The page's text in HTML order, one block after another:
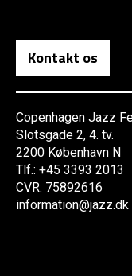
Kontakt os
Copenhagen Jazz
Slotsgade 2, 4. tv.
2200 København N
Tlf.: +45 3393 2013
CVR: 75892616
information@jazz.dk